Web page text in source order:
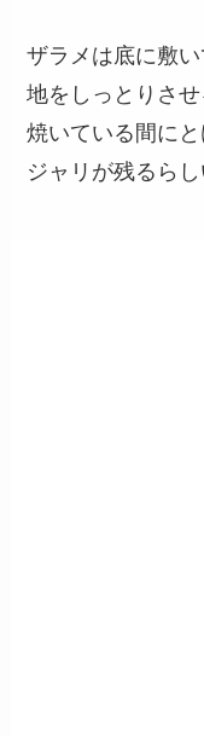
ザラメは底に敷
地をしっとりさ
焼いている間に
ジャリが残るらし